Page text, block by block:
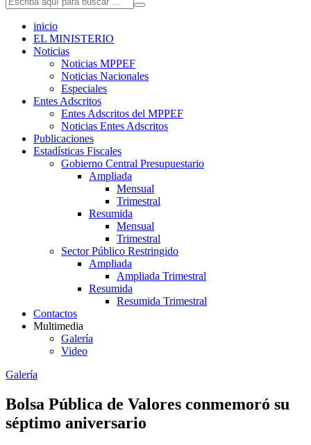
inicio
EL MINISTERIO
Noticias
Noticias MPPEF
Noticias Nacionales
Especiales
Entes Adscritos
Entes Adscritos del MPPEF
Noticias Entes Adscritos
Publicaciones
Estadísticas Fiscales
Gobierno Central Presupuestario
Ampliada
Mensual
Trimestral
Resumida
Mensual
Trimestral
Sector Público Restringido
Ampliada
Ampliada Trimestral
Resumida
Resumida Trimestral
Contactos
Multimedia
Galería
Video
Galería
Bolsa Pública de Valores conmemoró su
séptimo aniversario